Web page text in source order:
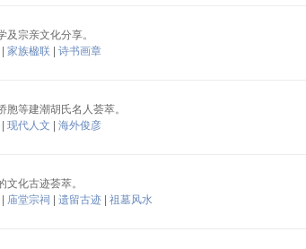
宗亲文化分享。
家族楹联
诗书画章
等建潮胡氏名人荟萃。
现代人文
海外俊彦
化古迹荟萃。
庙堂宗祠 遗留古迹
祖墓风水